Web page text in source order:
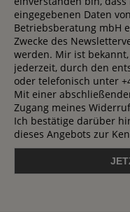
eingegebenen Daten
Betriebsberatung mbH
Zwecke des
werden. Mir ist
jederzeit, durch den
oder telefonisch unter
Mit einer
Zugang meines
Ich bestätige darüber
dieses Angebots zur